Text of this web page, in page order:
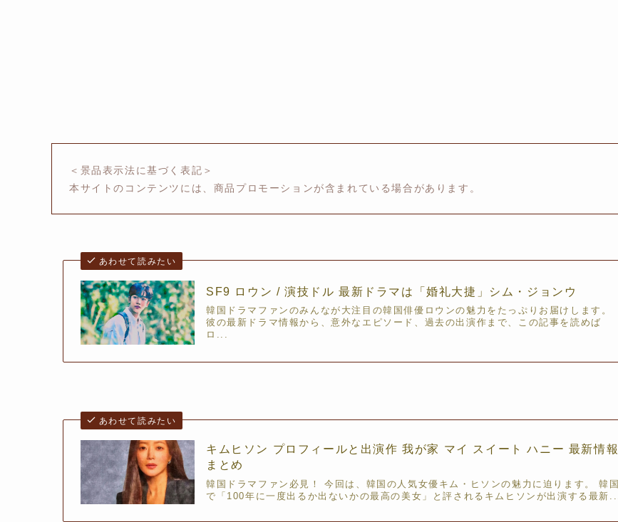
＜景品表示法に基づく表記＞
本サイトのコンテンツには、商品プロモーションが含まれている場合があります。
あわせて読みたい
SF9 ロウン / 演技ドル 最新ドラマは「婚礼大捷」シム・ジョンウ
韓国ドラマファンのみんなが大注目の韓国俳優ロウンの魅力をたっぷりお届けします。
彼の最新ドラマ情報から、意外なエピソード、過去の出演作まで、この記事を読めば
ロ...
あわせて読みたい
キムヒソン プロフィールと出演作 我が家 マイ スイート ハニー 最新情報
まとめ
韓国ドラマファン必見！ 今回は、韓国の人気女優キム・ヒソンの魅力に迫ります。 韓国
で「100年に一度出るか出ないかの最高の美女」と評されるキムヒソンが出演する最新...